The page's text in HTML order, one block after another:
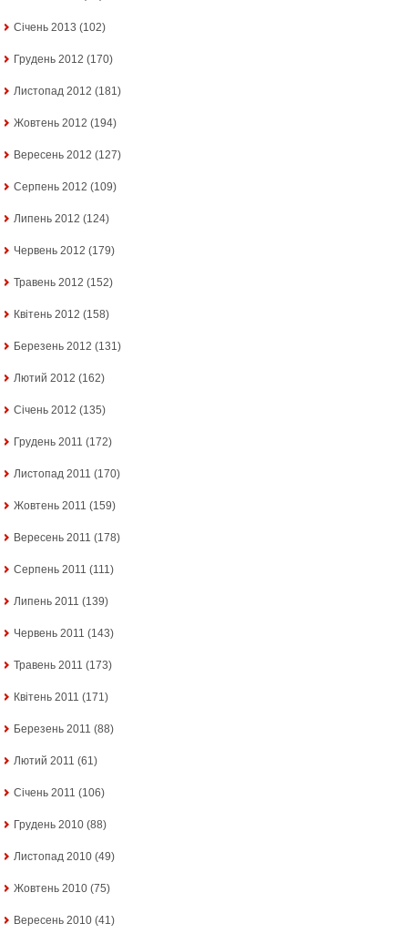
Січень 2013 (102)
Грудень 2012 (170)
Листопад 2012 (181)
Жовтень 2012 (194)
Вересень 2012 (127)
Серпень 2012 (109)
Липень 2012 (124)
Червень 2012 (179)
Травень 2012 (152)
Квітень 2012 (158)
Березень 2012 (131)
Лютий 2012 (162)
Січень 2012 (135)
Грудень 2011 (172)
Листопад 2011 (170)
Жовтень 2011 (159)
Вересень 2011 (178)
Серпень 2011 (111)
Липень 2011 (139)
Червень 2011 (143)
Травень 2011 (173)
Квітень 2011 (171)
Березень 2011 (88)
Лютий 2011 (61)
Січень 2011 (106)
Грудень 2010 (88)
Листопад 2010 (49)
Жовтень 2010 (75)
Вересень 2010 (41)